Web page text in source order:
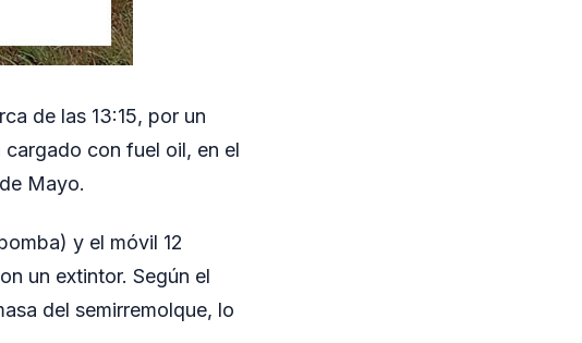
de las 13:15, por un
con fuel oil, en el
Mayo.
y el móvil 12
un extintor. Según el
del semirremolque, lo